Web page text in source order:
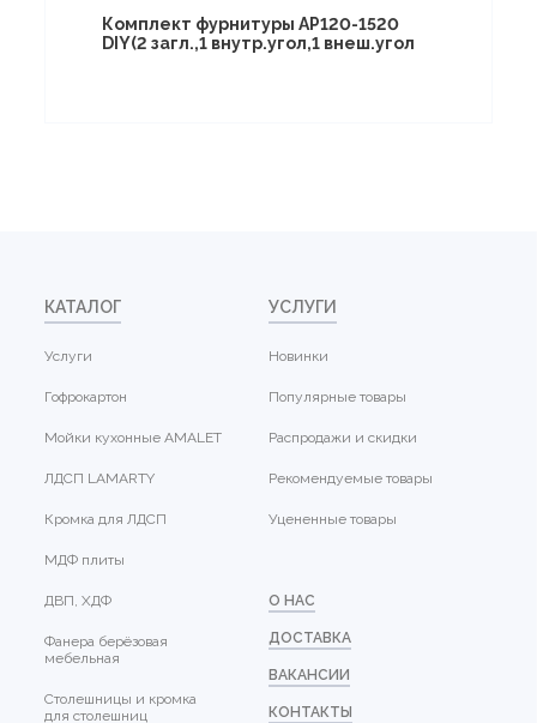
Комплект фурнитуры AP120-1520
DIY(2 загл.,1 внутр.угол,1 внеш.угол
КАТАЛОГ
Услуги
Гофрокартон
Мойки кухонные AMALET
ЛДСП LAMARTY
Кромка для ЛДСП
МДФ плиты
ДВП, ХДФ
Фанера берёзовая
мебельная
Столешницы и кромка
для столешниц
УСЛУГИ
Новинки
Популярные товары
Распродажи и скидки
Рекомендуемые товары
Уцененные товары
О НАС
ДОСТАВКА
ВАКАНСИИ
КОНТАКТЫ